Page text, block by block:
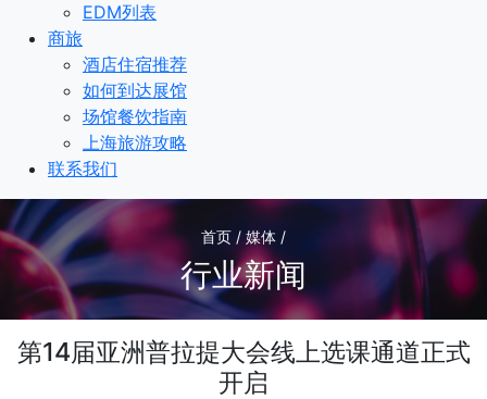
EDM列表
商旅
酒店住宿推荐
如何到达展馆
场馆餐饮指南
上海旅游攻略
联系我们
首页 / 媒体 /
行业新闻
第14届亚洲普拉提大会线上选课通道正式
开启